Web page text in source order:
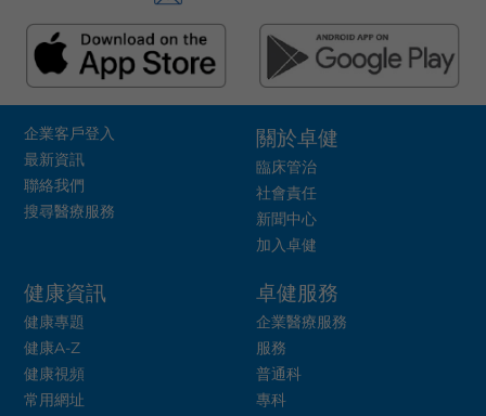
企業客戶登入
最新資訊
聯絡我們
搜尋醫療服務
關於卓健
臨床管治
社會責任
新聞中心
加入卓健
健康資訊
健康專題
健康A-Z
健康視頻
常用網址
卓健服務
企業醫療服務
服務
普通科
專科